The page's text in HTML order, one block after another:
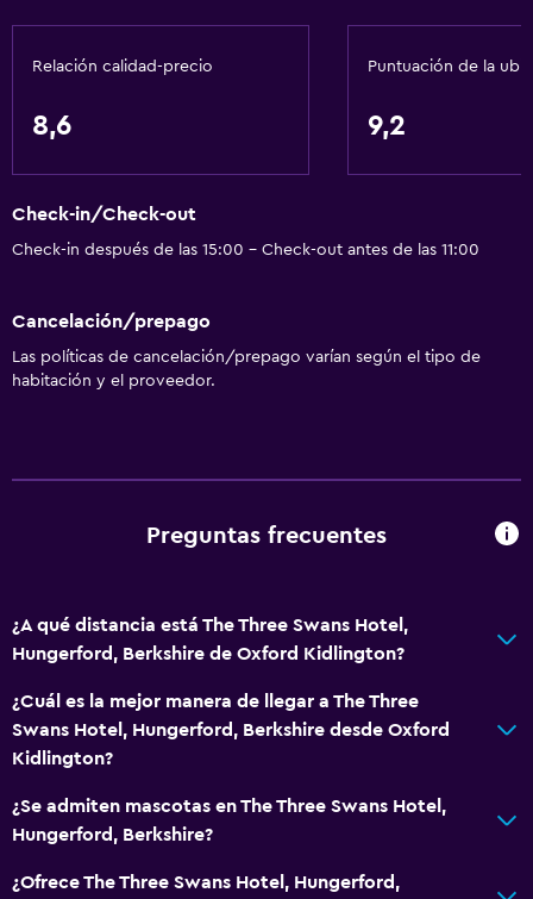
Relación calidad-precio
8,6
Puntuación de la
9,2
Check-in/Check-out
Check-in después de las 15:00 - Check-out antes de las 11:00
Cancelación/prepago
Las políticas de cancelación/prepago varían según el tipo de
habitación y el proveedor.
Preguntas frecuentes
¿A qué distancia está The Three Swans Hotel,
Hungerford, Berkshire de Oxford Kidlington?
¿Cuál es la mejor manera de llegar a The Three
Swans Hotel, Hungerford, Berkshire desde Oxford
Kidlington?
¿Se admiten mascotas en The Three Swans Hotel,
Hungerford, Berkshire?
¿Ofrece The Three Swans Hotel, Hungerford,